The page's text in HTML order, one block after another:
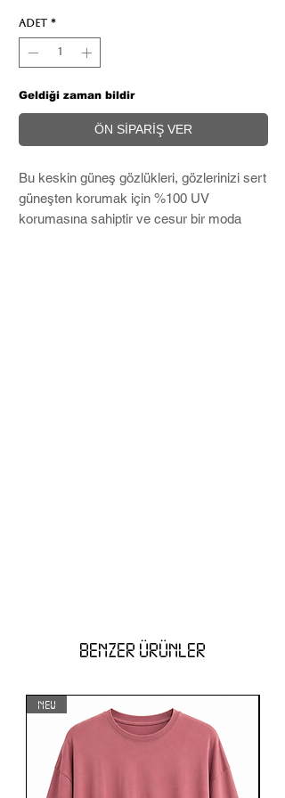
Adet *
Geldiği zaman bildir
ÖN SİPARİŞ VER
Bu keskin güneş gözlükleri, gözlerinizi sert
güneşten korumak için %100 UV
korumasına sahiptir ve cesur bir moda
BENZER ÜRÜNLER
NEW